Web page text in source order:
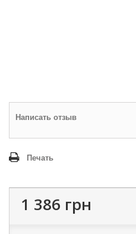
Написать отзыв
Печать
1 386 грн